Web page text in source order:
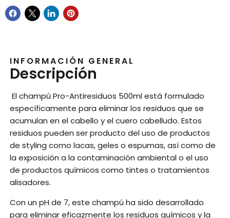
INFORMACIÓN GENERAL
Descripción
El champú Pro-Antiresiduos 500ml está formulado
específicamente para eliminar los residuos que se
acumulan en el cabello y el cuero cabelludo. Estos
residuos pueden ser producto del uso de productos
de styling como lacas, geles o espumas, así como de
la exposición a la contaminación ambiental o el uso
de productos químicos como tintes o tratamientos
alisadores.
Con un pH de 7, este champú ha sido desarrollado
para eliminar eficazmente los residuos químicos y la